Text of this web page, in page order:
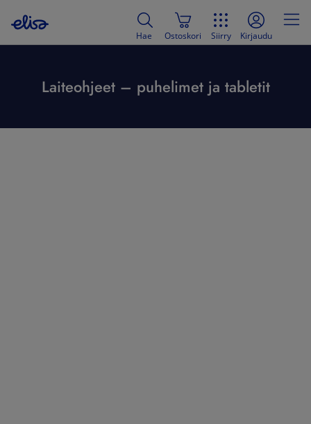
Hae Ostoskori Siirry Kirjaudu
Laiteohjeet – puhelimet ja tabletit